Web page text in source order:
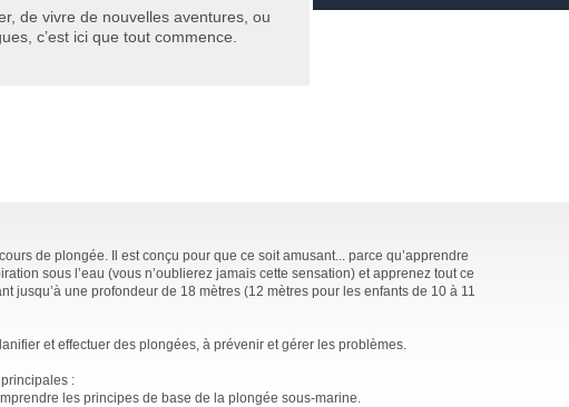
de vivre de nouvelles aventures, ou
c’est ici que tout commence.
de plongée. Il est conçu pour que ce soit amusant... parce qu’apprendre
sous l’eau (vous n’oublierez jamais cette sensation) et apprenez tout ce
jusqu’à une profondeur de 18 mètres (12 mètres pour les enfants de 10 à 11
et effectuer des plongées, à prévenir et gérer les problèmes.
:
les principes de base de la plongée sous-marine.